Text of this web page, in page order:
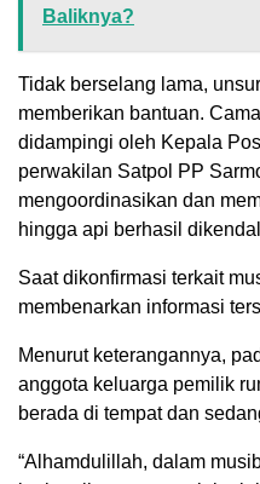
Baliknya?
Tidak berselang lama,
memberikan bantuan.
didampingi oleh Kepala
perwakilan Satpol PP
mengoordinasikan dan
hingga api berhasil
Saat dikonfirmasi terkait
membenarkan informasi
Menurut keterangannya,
anggota keluarga pemilik
berada di tempat dan
“Alhamdulillah, dalam